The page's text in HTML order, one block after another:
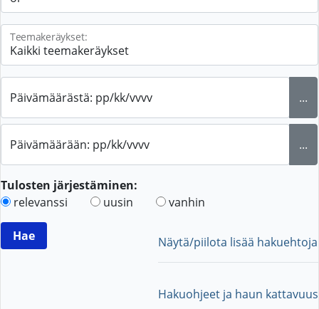
Teemakeräykset:
Päivämäärästä: pp/kk/vvvv ...
Päivämäärään: pp/kk/vvvv ...
Tulosten järjestäminen:
relevanssi
uusin vanhin
Näytä/piilota lisää hakuehtoja
Hakuohjeet ja haun kattavuus